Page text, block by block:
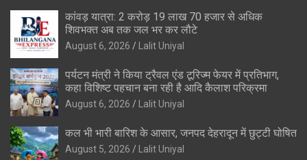
कांवड़ यात्रा: 2 करोड़ 19 लाख 70 हजार से अधिक
शिवभक्त अब तक जल भर कर लौटे
August 6, 2026 Lalit Uniyal
पर्यटन मंत्री ने किया ट्रैवल एंड टूरिज्म फेयर में प्रतिभाग,
कहा विशिष्ट पहचान बना रही है आदि कैलाश परिक्रमा
August 6, 2026 Lalit Uniyal
कल भी भारी बारिश के आसार, जनपद देहरादून में छुट्टी घोषित
August 5, 2026 Lalit Uniyal